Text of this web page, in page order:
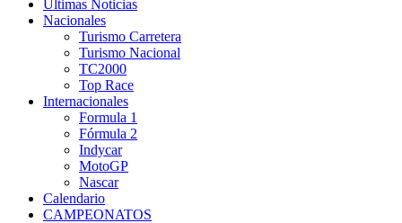
Últimas Noticias
Nacionales
Turismo Carretera
Turismo Nacional
TC2000
Top Race
Internacionales
Formula 1
Fórmula 2
Indycar
MotoGP
Nascar
Calendario
CAMPEONATOS